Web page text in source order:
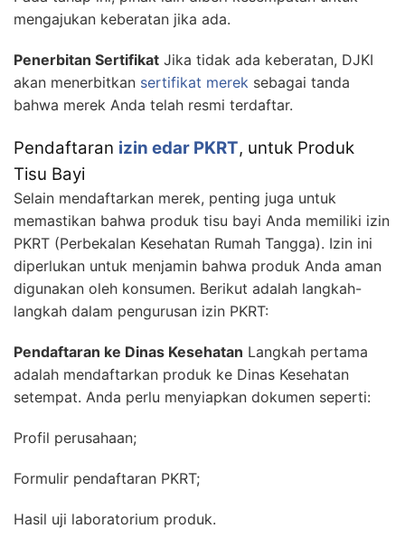
mengajukan keberatan jika ada.
Penerbitan Sertifikat Jika tidak ada keberatan, DJKI
akan menerbitkan sertifikat merek sebagai tanda
bahwa merek Anda telah resmi terdaftar.
Pendaftaran izin edar PKRT, untuk Produk
Tisu Bayi
Selain mendaftarkan merek, penting juga untuk
memastikan bahwa produk tisu bayi Anda memiliki izin
PKRT (Perbekalan Kesehatan Rumah Tangga). Izin ini
diperlukan untuk menjamin bahwa produk Anda aman
digunakan oleh konsumen. Berikut adalah langkah-
langkah dalam pengurusan izin PKRT:
Pendaftaran ke Dinas Kesehatan Langkah pertama
adalah mendaftarkan produk ke Dinas Kesehatan
setempat. Anda perlu menyiapkan dokumen seperti:
Profil perusahaan;
Formulir pendaftaran PKRT;
Hasil uji laboratorium produk.